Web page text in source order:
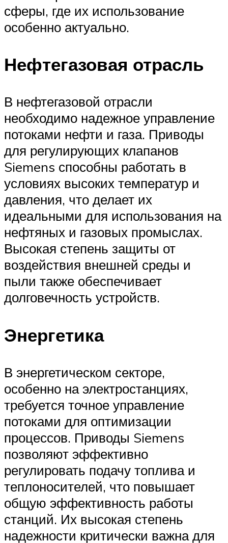
сферы, где их использование
особенно актуально.
Нефтегазовая отрасль
В нефтегазовой отрасли
необходимо надежное управление
потоками нефти и газа. Приводы
для регулирующих клапанов
Siemens способны работать в
условиях высоких температур и
давления, что делает их
идеальными для использования на
нефтяных и газовых промыслах.
Высокая степень защиты от
воздействия внешней среды и
пыли также обеспечивает
долговечность устройств.
Энергетика
В энергетическом секторе,
особенно на электростанциях,
требуется точное управление
потоками для оптимизации
процессов. Приводы Siemens
позволяют эффективно
регулировать подачу топлива и
теплоносителей, что повышает
общую эффективность работы
станций. Их высокая степень
надежности критически важна для